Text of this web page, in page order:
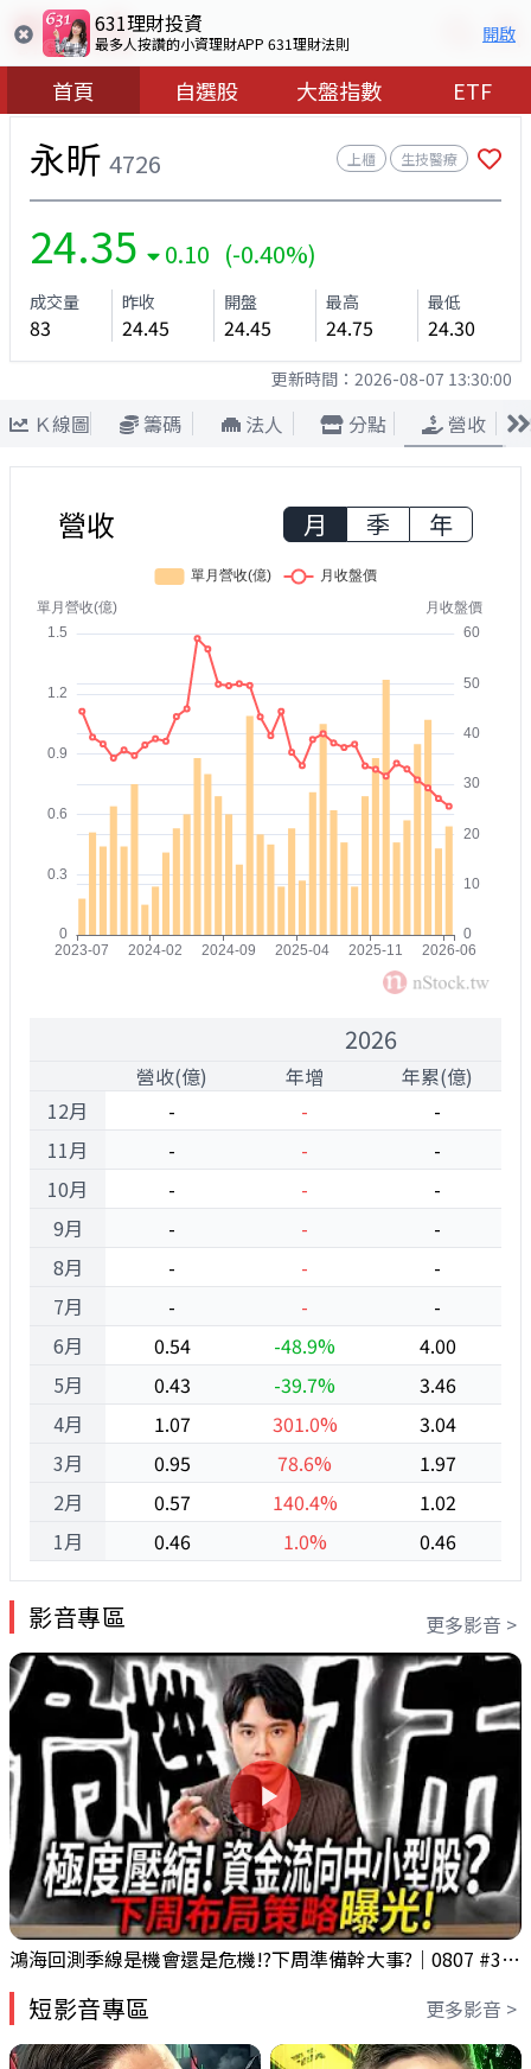
631理財投資
最多人按讚的小資理財APP 631理財法則 開啟
首頁 自選股 大盤指數 ETF
永昕 4726 上櫃 生技醫療
24.35 0.10 (-0.40%)
成交量
83
昨收
24.45
開盤
24.45
最高
24.75
最低
24.30
更新時間： 2026-08-07 13:30:00
Ｋ線圖 籌碼 法人 分點 營收
營收 月 季 年
12月
11月
10月
9月
8月
7月
6月
5月
4月
3月
2月
1月
2026
營收(億) 年增
年累(億)
-
-
-
-
-
-
-
-
-
-
-
-
-
-
-
-
-
-
0.54
-48.9%
4.00
0.43
-39.7%
3.46
1.07
301.0%
3.04
0.95
78.6%
1.97
0.57
140.4%
1.02
0.46
1.0% 0.46
影音專區 更多影音 >
鴻海回測季線是機會還是危機!?下周準備幹大事?｜0807 #3661 #2317 #2317鴻海
短影音專區 更多影音 >